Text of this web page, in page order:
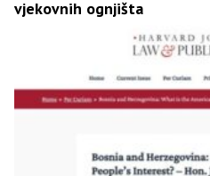
vjekovnih ognjišta